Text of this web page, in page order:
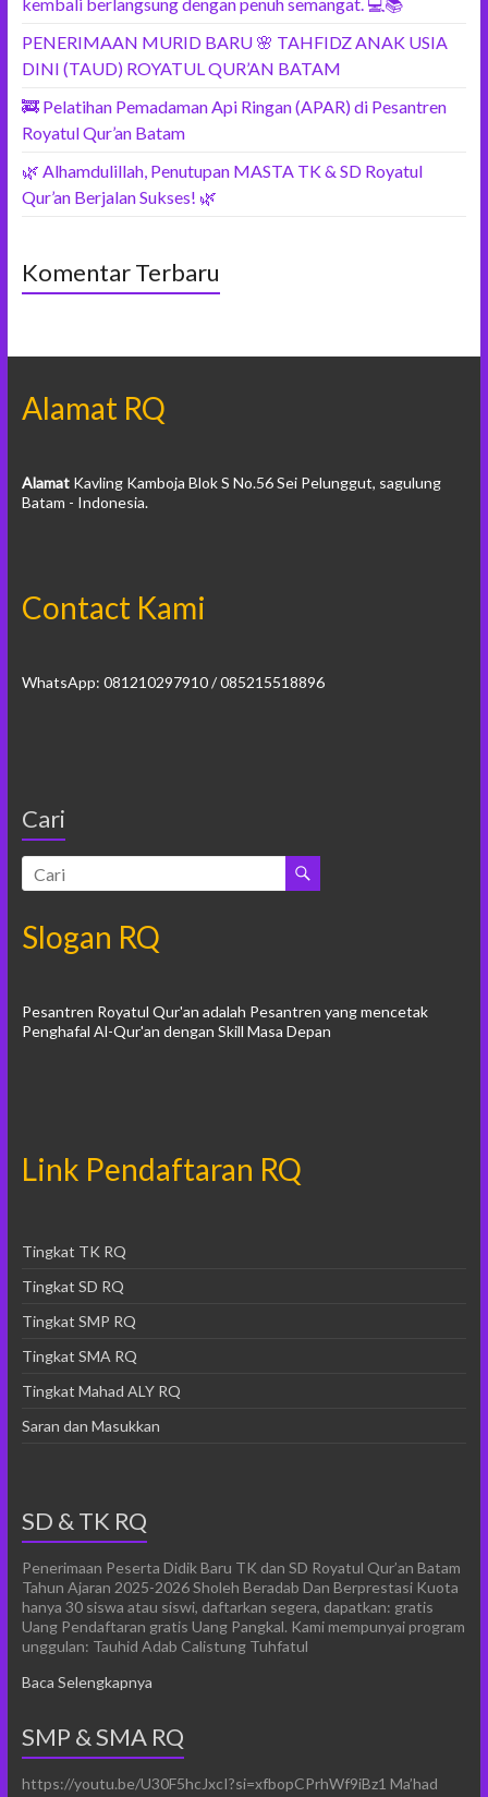
PENERIMAAN MURID BARU 🌸 TAHFIDZ ANAK USIA
DINI (TAUD) ROYATUL QUR’AN BATAM
🚒 Pelatihan Pemadaman Api Ringan (APAR) di Pesantren
Royatul Qur’an Batam
🌿 Alhamdulillah, Penutupan MASTA TK & SD Royatul
Qur’an Berjalan Sukses! 🌿
Komentar Terbaru
Alamat RQ
AlamatKavling Kamboja Blok S No.56 Sei Pelunggut, sagulung
Batam - Indonesia.
Contact Kami
WhatsApp: 081210297910 / 085215518896
Cari
Slogan RQ
Pesantren Royatul Qur'an adalah Pesantren yang mencetak
Penghafal Al-Qur'an dengan Skill Masa Depan
Link Pendaftaran RQ
Tingkat TK RQ
Tingkat SD RQ
Tingkat SMP RQ
Tingkat SMA RQ
Tingkat Mahad ALY RQ
Saran dan Masukkan
SD & TK RQ
Penerimaan Peserta Didik Baru TK dan SD Royatul Qur’an Batam
Tahun Ajaran 2025-2026 Sholeh Beradab Dan Berprestasi Kuota
hanya 30 siswa atau siswi, daftarkan segera, dapatkan: gratis
Uang Pendaftaran gratis Uang Pangkal. Kami mempunyai program
unggulan: Tauhid Adab Calistung Tuhfatul
Baca Selengkapnya
SMP & SMA RQ
https://youtu.be/U30F5hcJxcI?si=xfbopCPrhWf9iBz1 Ma’had